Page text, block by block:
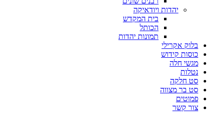
יהדות ויודאיקה
בית המקדש
הכותל
תמונות יהדות
בלוק אקרילי
כוסות קידוש
מגשי חלה
נטלות
סט חלקה
סט בר מצווה
פמוטים
צור קשר